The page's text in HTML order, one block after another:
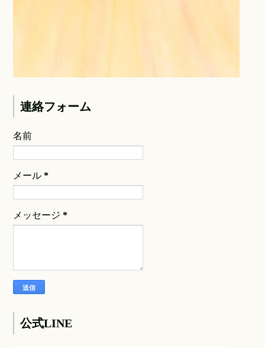
連絡フォーム
名前
メール*
メッセージ*
公式LINE